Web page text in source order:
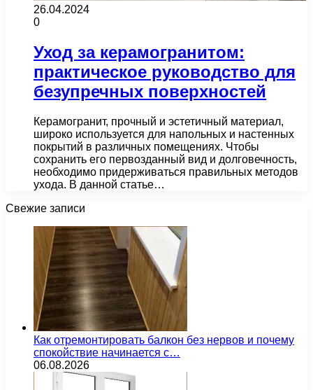
26.04.2024
0
Уход за керамогранитом:
практическое руководство для
безупречных поверхностей
Керамогранит, прочный и эстетичный материал,
широко используется для напольных и настенных
покрытий в различных помещениях. Чтобы
сохранить его первозданный вид и долговечность,
необходимо придерживаться правильных методов
ухода. В данной статье…
Свежие записи
Как отремонтировать балкон без нервов и почему
спокойствие начинается с…
06.08.2026